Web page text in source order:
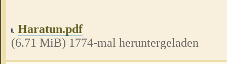
Haratun.pdf
(6.71 MiB) 1774-mal heruntergeladen